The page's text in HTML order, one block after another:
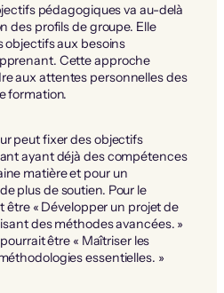
pédagogiques va au-delà
des profils de groupe. Elle
objectifs aux besoins
Cette approche
aux attentes personnelles des
formation.
peut fixer des objectifs
ayant déjà des compétences
matière et pour un
plus de soutien. Pour le
être « Développer un projet de
des méthodes avancées. »
être « Maîtriser les
essentielles. »